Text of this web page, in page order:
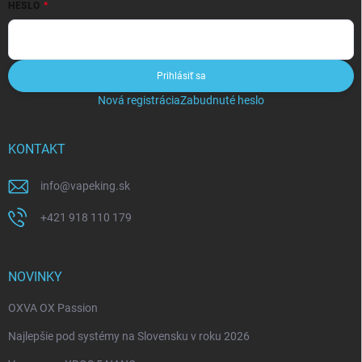
HESLO
Prihlásiť sa
Nová registráciaZabudnuté heslo
KONTAKT
info@vapeking.sk
+421 918 110 179
NOVINKY
OXVA OX Passion
Najlepšie pod systémy na Slovensku v roku 2026